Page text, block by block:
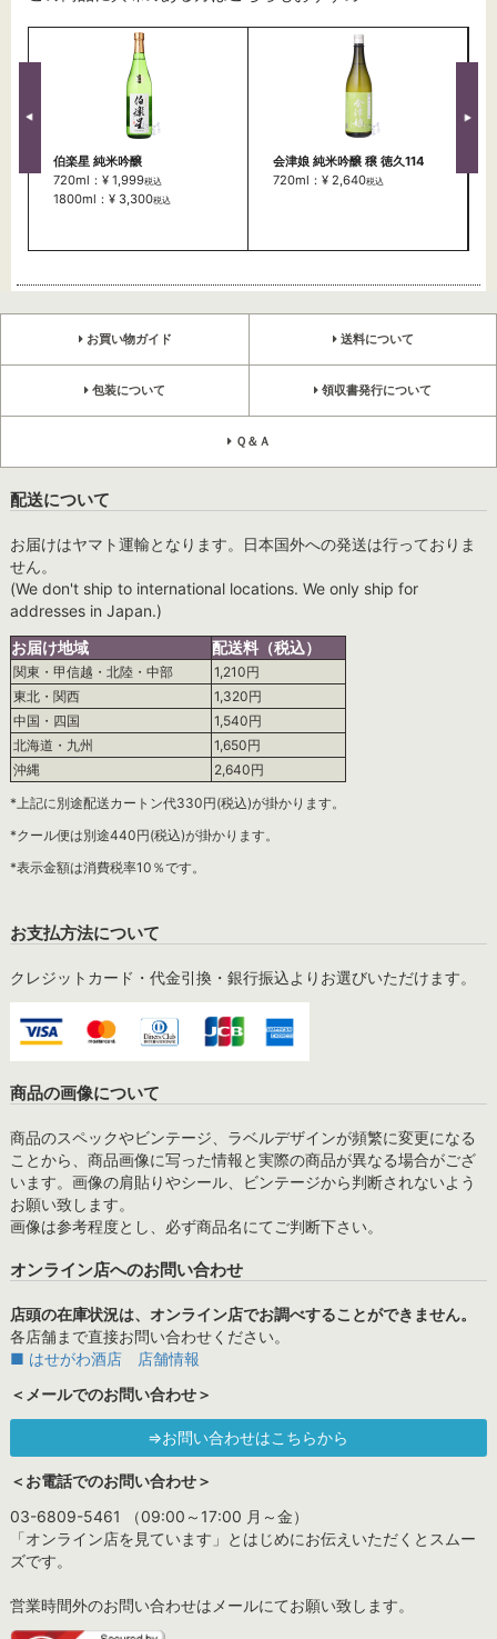
伯楽星 純米吟醸
720ml：¥ 1,999税込
1800ml：¥ 3,300税込
会津娘 純米吟醸 穣 徳久114
720ml：¥ 2,640税込
お買い物ガイド 送料について
包装について 領収書発行について
Ｑ＆Ａ
配送について
お届けはヤマト運輸となります。日本国外への発送は行っておりま
せん。
(We don't ship to international locations. We only ship for
addresses in Japan.)
お届け地域
配送料（税込）
関東・甲信越・北陸・中部
1,210円
東北・関西
1,320円
中国・四国
1,540円
北海道・九州
1,650円
沖縄
2,640円
*上記に別途配送カートン代330円(税込)が掛かります。
*クール便は別途440円(税込)が掛かります。
*表示金額は消費税率10％です。
お支払方法について
クレジットカード・代金引換・銀行振込よりお選びいただけます。
商品の画像について
商品のスペックやビンテージ、ラベルデザインが頻繁に変更になる
ことから、商品画像に写った情報と実際の商品が異なる場合がござ
います。画像の肩貼りやシール、ビンテージから判断されないよう
お願い致します。
画像は参考程度とし、必ず商品名にてご判断下さい。
オンライン店へのお問い合わせ
店頭の在庫状況は、オンライン店でお調べすることができません。
各店舗まで直接お問い合わせください。
■ はせがわ酒店 店舗情報
＜メールでのお問い合わせ＞
⇒お問い合わせはこちらから
＜お電話でのお問い合わせ＞
03-6809-5461 （09:00～17:00 月～金）
「オンライン店を見ています」とはじめにお伝えいただくとスムー
ズです。
営業時間外のお問い合わせはメールにてお願い致します。